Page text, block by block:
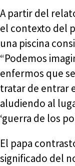
A partir del
el contexto del
una piscina
“Podemos
enfermos que
tratar de entrar
aludiendo al
‘guerra de los
El papa
significado del